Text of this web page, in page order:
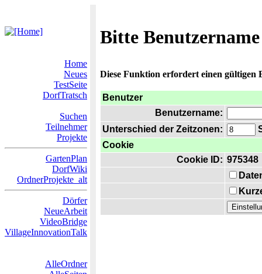
Bitte
Home
Neues
TestSeite
DorfTratsch
Suchen
Teilnehmer
Projekte
GartenPlan
DorfWiki
OrdnerProjekte_alt
Dörfer
NeueArbeit
VideoBridge
VillageInnovationTalk
AlleOrdner
Diese Funktion erfordert einen gültigen
Benutzer
Benutzername:
Unterschied der Zeitzonen:
Cookie
Cookie ID: 975348